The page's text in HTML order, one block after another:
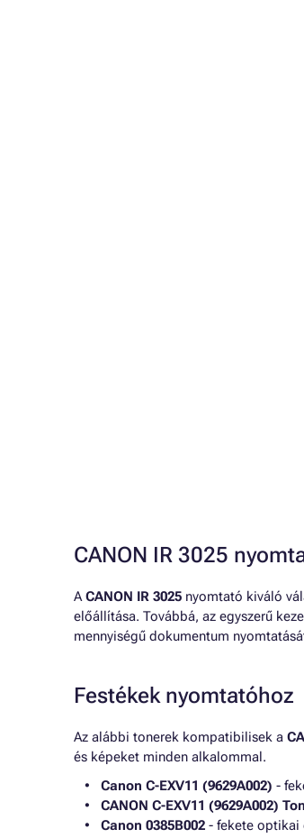
CANON IR 3025
ACANON IR 3025 nyomtató kiváló
előállítása. Továbbá, az egyszerű
mennyiségű dokumentum
Festékek nyomtatóhoz
Az alábbi tonerek kompatibilisek a
és képeket minden alkalommal.
Canon C-EXV11 (9629A002) -
CANON C-EXV11 (9629A002)
Canon 0385B002 - fekete optikai